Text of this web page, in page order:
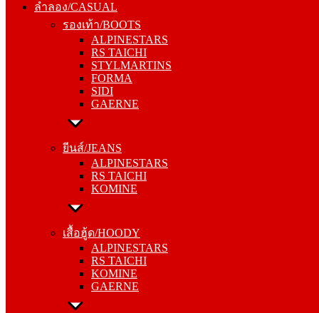
ลำลอง/CASUAL
รองเท้า/BOOTS
ALPINESTARS
RS TAICHI
STYLMARTINS
FORMA
SIDI
GAERNE
ยีนส์/JEANS
ALPINESTARS
RS TAICHI
KOMINE
เสื้อฮู้ด/HOODY
ALPINESTARS
RS TAICHI
KOMINE
GAERNE
ALPINESTARS
RS TAICHI
STYLMARTINS
FORMA
SIDI
GAERNE
ยีนส์/JEANS
RS TAICHI
KOMINE
เสื้อฮู้ด/HOODY
RS TAICHI
KOMINE
GAERNE
หมวกแก๊ป/CAP